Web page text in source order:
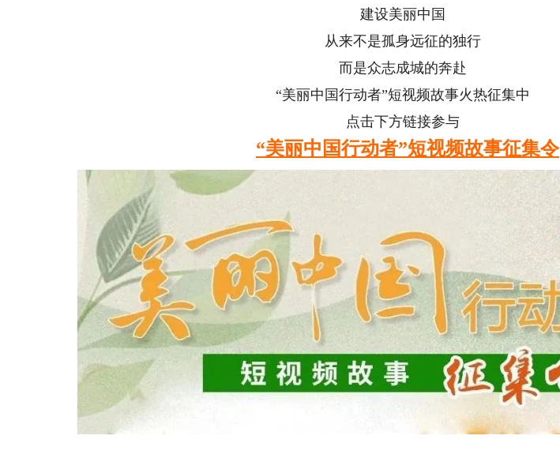
建设美丽中国
从来不是孤身远征的独行
而是众志成城的奔赴
“美丽中国行动者”短视频故事火热征集中
点击下方链接参与
“美丽中国行动者”短视频故事征集令